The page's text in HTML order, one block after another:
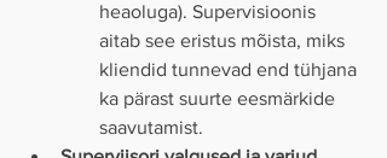
heaoluga). Supervisioonis
aitab see eristus mõista, miks
kliendid tunnevad end tühjana
ka pärast suurte eesmärkide
saavutamist.